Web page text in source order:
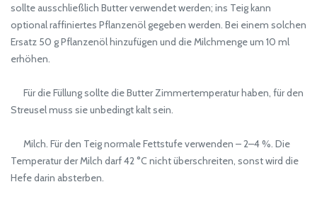
sollte ausschließlich Butter verwendet werden; ins Teig kann
optional raffiniertes Pflanzenöl gegeben werden. Bei einem solchen
Ersatz 50 g Pflanzenöl hinzufügen und die Milchmenge um 10 ml
erhöhen.
Für die Füllung sollte die Butter Zimmertemperatur haben, für den
Streusel muss sie unbedingt kalt sein.
Milch. Für den Teig normale Fettstufe verwenden – 2–4 %. Die
Temperatur der Milch darf 42 °C nicht überschreiten, sonst wird die
Hefe darin absterben.